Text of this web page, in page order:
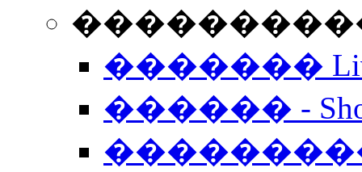
����������
�������
������ -